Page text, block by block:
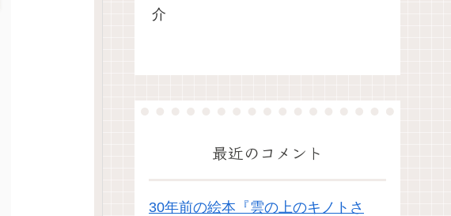
介
最近のコメント
30年前の絵本『雲の上のキノトさ